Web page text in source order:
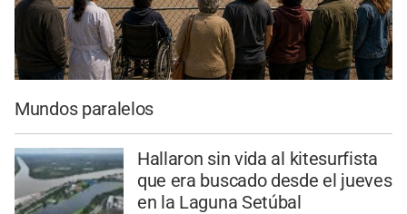
Mundos paralelos
Hallaron sin vida al kitesurfista
que era buscado desde el jueves
en la Laguna Setúbal